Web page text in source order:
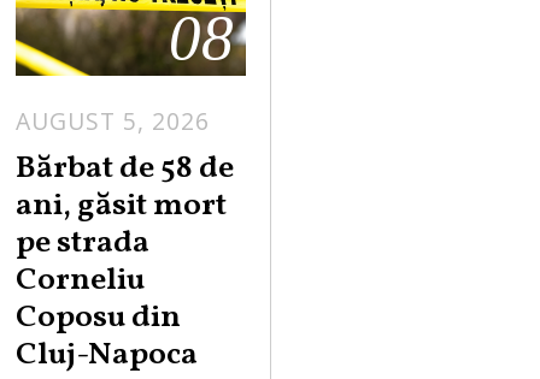
08
AUGUST 5, 2026
Bărbat de 58 de
ani, găsit mort
pe strada
Corneliu
Coposu din
Cluj-Napoca